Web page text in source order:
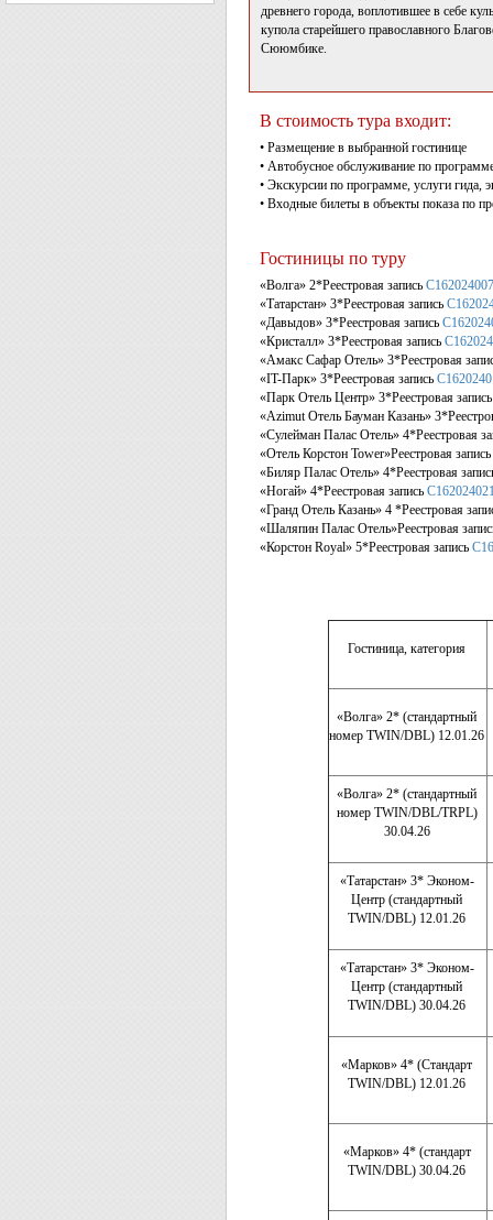
древнего города, воплотившее в себе
купола старейшего православного
Сююмбике.
В стоимость тура входит:
• Размещение в выбранной гостинице
• Автобусное обслуживание по
• Экскурсии по программе, услуги гида,
• Входные билеты в объекты показа по
Гостиницы по туру
«Волга» 2*Реестровая запись
«Татарстан» 3*Реестровая запись
«Давыдов» 3*Реестровая запись
«Кристалл» 3*Реестровая запись
«Амакс Сафар Отель» 3*Реестровая
«IT-Парк» 3*Реестровая запись
«Парк Отель Центр» 3*Реестровая
«Azimut Отель Бауман Казань»
«Сулейман Палас Отель» 4*Реестровая
«Отель Корстон Tower»Реестровая запись
«Биляр Палас Отель» 4*Реестровая
«Ногай» 4*Реестровая запись
«Гранд Отель Казань» 4 *Реестровая
«Шаляпин Палас Отель»Реестровая
«Корстон Royal» 5*Реестровая запись
Гостиница, категория
«Волга» 2* (стандартный
номер TWIN/DBL) 12.01.26
«Волга» 2* (стандартный
номер TWIN/DBL/TRPL)
30.04.26
«Татарстан» 3* Эконом-
Центр (стандартный
TWIN/DBL) 12.01.26
«Татарстан» 3* Эконом-
Центр (стандартный
TWIN/DBL) 30.04.26
«Марков» 4* (Стандарт
TWIN/DBL) 12.01.26
«Марков» 4* (стандарт
TWIN/DBL) 30.04.26